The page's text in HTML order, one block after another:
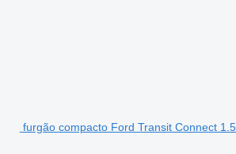
furgão compacto Ford Transit Connect